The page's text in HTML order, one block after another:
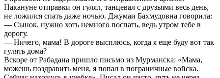
Накануне отправки он гулял, танцевал с друзьями весь день,
не ложился спать даже ночью. Джумаи Бахмудовна говорила:
— Сынок, нужно хоть немного поспать, ведь утром тебе в
дорогу.
— Ничего, мама! В дороге высплюсь, когда я еще буду вот так
гулять дома?
Вскоре от Рабадана пришло письмо из Мурманска: «Мама,
можешь поздравить меня, я попал в пограничные войска.